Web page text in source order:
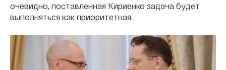
очевидно, поставленная Кириенко задача будет
выполняться как приоритетная.